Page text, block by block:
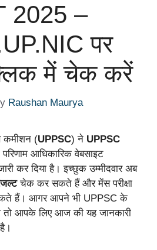
2025 –
पर
में चेक करें
Raushan Maurya
कमीशन (UPPSC) ने UPPSC
आधिकारिक वेबसाइट
कर दिया है। इच्छुक उम्मीदवार अब
चेक कर सकते हैं और मेंस परीक्षा
हैं। आगर आपने भी UPPSC के
तो आपके लिए आज की यह जानकारी